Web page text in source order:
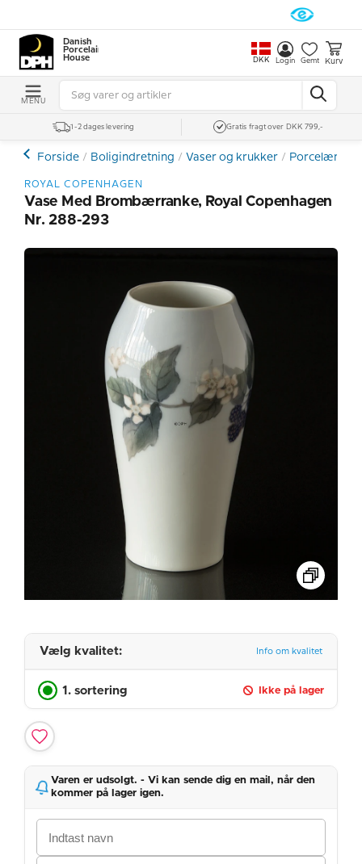
Danish
Porcelain
House
DKK Login Gemt Kurv
MENU
1-2 dages levering Gratis fragt over DKK 799,-
Forside Boligindretning Vaser og krukker
ROYAL COPENHAGEN
Vase Med Brombærranke, Royal Copenhagen
Nr. 288-293
Vælg kvalitet: Info om kvalitet
1. sortering Ikke på lager
Varen er udsolgt. - Vi kan sende dig en mail, når den
kommer på lager igen.